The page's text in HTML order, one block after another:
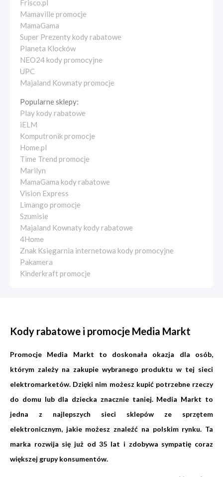
Frisco.pl
Mamaville promocje
MamaGama
Super Prezenty kody rabatowe
Planeta Klocków
NEO24 kody promocyjne
UPC
Majaland Kownaty promocje
Popularne sklepy:
Play kody rabatowe
iELM
Komputronik promocje
Home.pl
Time Trend promocje
Marilyn
MamaGama kody rabatowe
Vision Express
Limango promocje
Szumisie
Majaland Kownaty kody rabatowe
4Home
Znak Księgarnia internetowa kody promocyjne
Pakamera
Kinderkraft promocje
Kody rabatowe i promocje Media Markt
Promocje Media Markt to doskonała okazja dla osób,
którym zależy na zakupie wybranego produktu w tej sieci
elektromarketów. Dzięki nim możesz kupić potrzebne rzeczy
do domu lub dla dziecka znacznie taniej. Media Markt to
jedna z najlepszych sieci sklepów ze sprzętem
elektronicznym, jakie możesz znaleźć na polskim rynku. Ta
marka rozwija się już od 35 lat i zdobywa sympatię coraz
większej grupy konsumentów.